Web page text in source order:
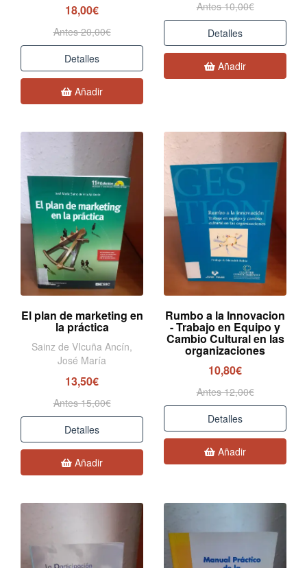
18,00€
Antes 20,00€
Detalles
Añadir
Antes 10,00€
Detalles
Añadir
El plan de marketing en
la práctica
Sainz de VIcuña Ancín,
José María
13,50€
Antes 15,00€
Detalles
Añadir
Rumbo a la Innovacion
- Trabajo en Equipo y
Cambio Cultural en las
organizaciones
10,80€
Antes 12,00€
Detalles
Añadir